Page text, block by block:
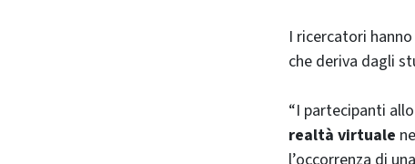
I ricercatori
che deriva dagli
“I partecipanti
realtà virtuale